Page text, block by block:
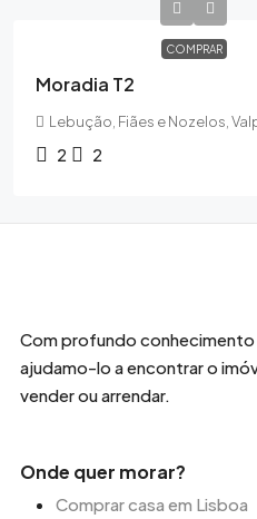
COMPRAR
Moradia T2
Lebução, Fiães e Nozelos,
2 2
Com profundo
ajudamo-lo a encontrar o
vender ou arrendar.
Onde quer morar?
Comprar casa em Lisboa